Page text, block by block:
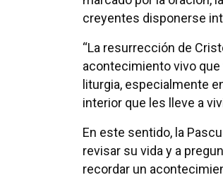
creyentes disponerse
“La resurrección de
acontecimiento vivo
liturgia, especialmente
interior que les lleve a
En este sentido, la
revisar su vida y a
recordar un